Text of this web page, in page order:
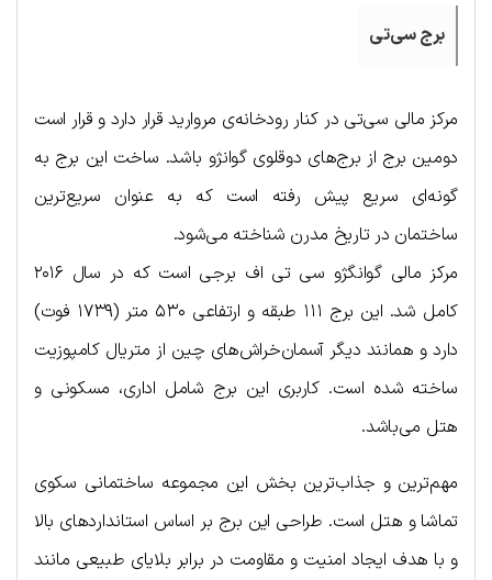
برج سی‌تی
مرکز مالی سی‌تی در کنار رودخانه‌ی مروارید قرار دارد و قرار است
دومین برج از برج‌های دوقلوی گوانژو باشد. ساخت این برج به
گونه‌ای سریع پیش رفته است که به عنوان سریع‌ترین
ساختمان در تاریخ مدرن شناخته می‌شود.
مرکز مالی گوانگژو سی تی اف برجی است که در سال ۲۰۱۶
کامل شد. این برج ۱۱۱ طبقه و ارتفاعی ۵۳۰ متر (۱۷۳۹ فوت)
دارد و همانند دیگر آسمان‌خراش‌های چین از متریال کامپوزیت
ساخته شده است. کاربری این برج شامل اداری، مسکونی و
هتل می‌باشد.
مهم‌ترین و جذاب‌ترین بخش این مجموعه ساختمانی سکوی
تماشا و هتل است. طراحی این برج بر اساس استانداردهای بالا
و با هدف ایجاد امنیت و مقاومت در برابر بلایای طبیعی مانند